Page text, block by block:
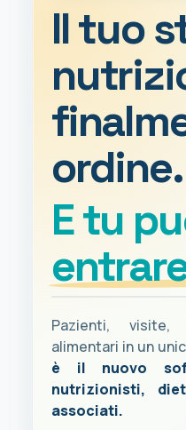
Il tuo
ordine.
E tu
Pazienti,
alimentari in un
è il nuovo
nutrizionisti,
associati.